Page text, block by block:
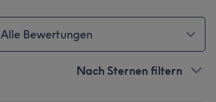
Alle Bewertungen
Nach Sternen filtern